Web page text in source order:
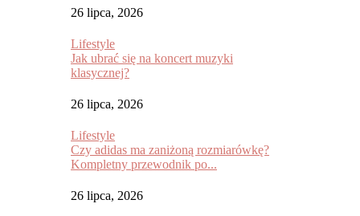
26 lipca, 2026
Lifestyle
Jak ubrać się na koncert muzyki
klasycznej?
26 lipca, 2026
Lifestyle
Czy adidas ma zaniżoną rozmiarówkę?
Kompletny przewodnik po...
26 lipca, 2026